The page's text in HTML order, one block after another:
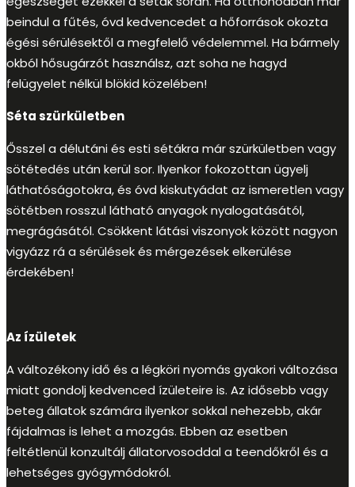
beindul a fűtés, óvd kedvencedet a hőforrások okozta
égési sérülésektől a megfelelő védelemmel. Ha bármely
okból hősugárzót használsz, azt soha ne hagyd
felügyelet nélkül blökid közelében!
Séta szürkületben
Ősszel a délutáni és esti sétákra már szürkületben vagy
sötétedés után kerül sor. Ilyenkor fokozottan ügyelj
láthatóságotokra, és óvd kiskutyádat az ismeretlen vagy
sötétben rosszul látható anyagok nyalogatásától,
megrágásától. Csökkent látási viszonyok között nagyon
vigyázz rá a sérülések és mérgezések elkerülése
érdekében!
Az ízületek
A változékony idő és a légköri nyomás gyakori változása
miatt gondolj kedvenced ízületeire is. Az idősebb vagy
beteg állatok számára ilyenkor sokkal nehezebb, akár
fájdalmas is lehet a mozgás. Ebben az esetben
feltétlenül konzultálj állatorvosoddal a teendőkről és a
lehetséges gyógymódokról.